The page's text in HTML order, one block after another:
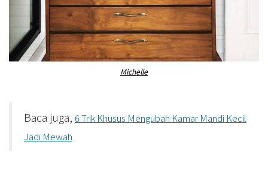
Michelle
Baca juga, 6 Trik Khusus Mengubah Kamar Mandi Kecil
Jadi Mewah